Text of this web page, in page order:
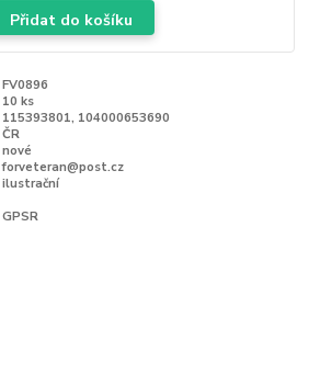
Přidat do košíku
FV0896
10 ks
115393801, 104000653690
ČR
nové
forveteran@post.cz
ilustrační
GPSR